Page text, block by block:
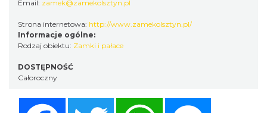
Email: zamek@zamekolsztyn.pl
Strona internetowa: http://www.zamekolsztyn.pl/
Informacje ogólne:
Rodzaj obiektu: Zamki i pałace
DOSTĘPNOŚĆ
Całoroczny
Twitter WhatsApp